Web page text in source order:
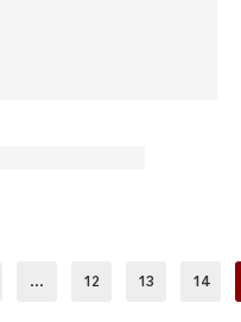
… 12 13 14